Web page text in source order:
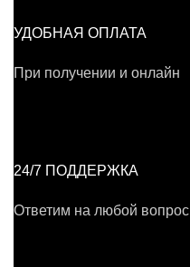
УДОБНАЯ ОПЛАТА
При получении и онлайн
24/7 ПОДДЕРЖКА
Ответим на любой вопрос